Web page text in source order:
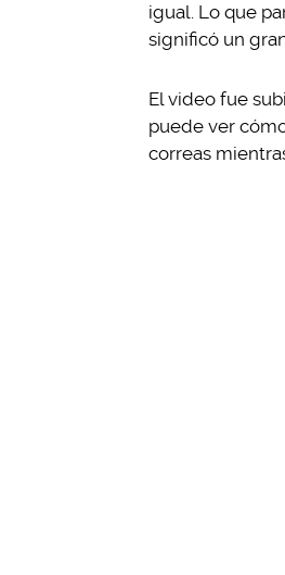
igual. Lo que
significó un
El video fue
puede ver
correas